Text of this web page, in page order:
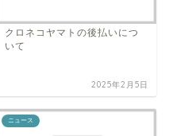
クロネコヤマトの後払いにつ
いて
2025年2月5日
ニュース